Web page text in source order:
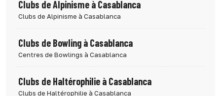
Clubs de Alpinisme à Casablanca
Clubs de Alpinisme à Casablanca
Clubs de Bowling à Casablanca
Centres de Bowlings à Casablanca
Clubs de Haltérophilie à Casablanca
Clubs de Haltérophilie à Casablanca